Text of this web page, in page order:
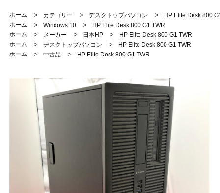
ホーム > カテゴリー > デスクトップパソコン >
HP Elite Desk 800
ホーム
> Windows 10 >
HP Elite Desk 800 G1 TWR
ホーム
> メーカー > 日本HP >
HP Elite Desk 800 G1 TWR
ホーム
> デスクトップパソコン >
HP Elite Desk 800 G1 TWR
ホーム
> 中古品 > HP Elite Desk 800 G1 TWR